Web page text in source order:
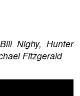
Nighy, Hunter
Fitzgerald